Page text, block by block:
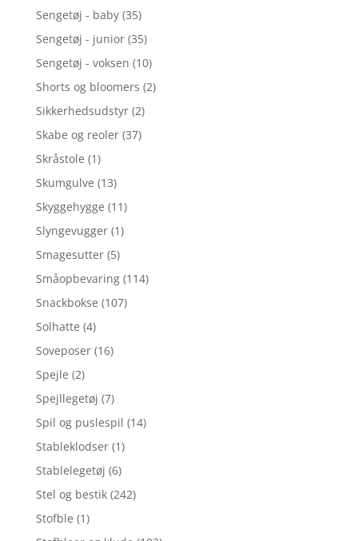
Sengetøj - baby (35)
Sengetøj - junior (35)
Sengetøj - voksen (10)
Shorts og bloomers (2)
Sikkerhedsudstyr (2)
Skabe og reoler (37)
Skråstole (1)
Skumgulve (13)
Skyggehygge (11)
Slyngevugger (1)
Smagesutter (5)
Småopbevaring (114)
Snackbokse (107)
Solhatte (4)
Soveposer (16)
Spejle (2)
Spejllegetøj (7)
Spil og puslespil (14)
Stableklodser (1)
Stablelegetøj (6)
Stel og bestik (242)
Stofble (1)